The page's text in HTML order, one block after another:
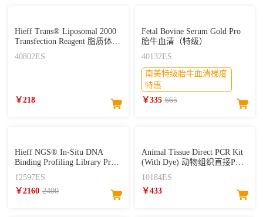
Hieff Trans® Liposomal 2000
Transfection Reagent 脂质体核
酸转染试剂
40802ES
￥218
Fetal Bovine Serum Gold Pro
胎牛血清（特级）
40132ES
南美特级胎牛血清梯度
特惠
￥335 665
Hieff NGS® In-Situ DNA
Binding Profiling Library Prep
Kit for Illumina® V2
CUT&Tag试剂盒（单靶标）
12597ES
￥2160 2400
Animal Tissue Direct PCR Kit
(With Dye) 动物组织直接PCR
试剂盒
10184ES
￥433